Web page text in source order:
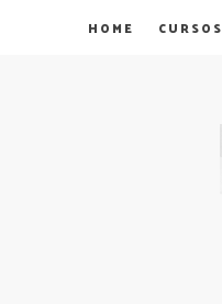
HOME CURSOS